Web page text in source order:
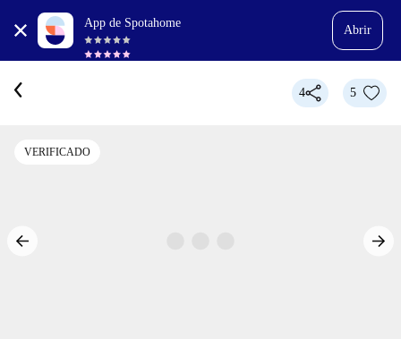
App de Spotahome
Abrir
4 5
VERIFICADO